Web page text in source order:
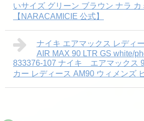
いサイズ グリーン ブラウン ナラ カ
【NARACAMICIE 公式】
ナイキ エアマックス レディ
AIR MAX 90 LTR GS white/
833376-107 ナイキ エアマックス
カー レディース AM90 ウィメンズ